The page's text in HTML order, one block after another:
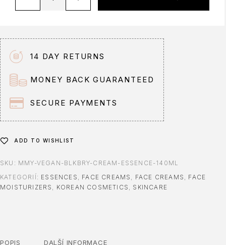
r
n
a
t
i
v
14 DAY RETURNS
MONEY BACK GUARANTEED
SECURE PAYMENTS
ADD TO WISHLIST
SKU: MMY-VEGAN-BLKBRY-CREAM-ESSENCE-140ML
KATEGORIÍ: ESSENCES , FACE CREAMS , FACE CREAMS , FACE
MOISTURIZERS , KOREAN COSMETICS , SKINCARE
POPIS DALŠÍ INFORMACE